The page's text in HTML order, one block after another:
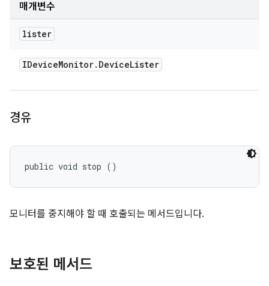
매개변수
lister
IDeviceMonitor. DeviceLister
경유
public void stop ()
모니터를 중지해야 할 때 호출되는 메서드입니다.
보호된 메서드